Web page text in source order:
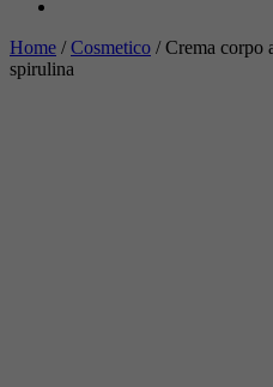
Home /Cosmetico / Crema corpo
spirulina